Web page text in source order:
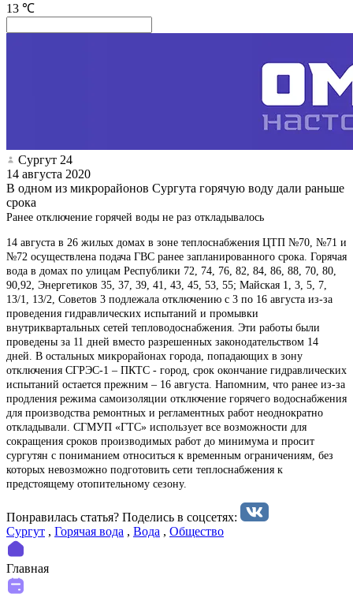
13 ℃
Сургут 24
14 августа 2020
В одном из микрорайонов Сургута горячую воду дали раньше
срока
Ранее отключение горячей воды не раз откладывалось
14 августа в 26 жилых домах в зоне теплоснабжения ЦТП №70, №71 и
№72 осуществлена подача ГВС ранее запланированного срока. Горячая
вода в домах по улицам Республики 72, 74, 76, 82, 84, 86, 88, 70, 80,
90,92, Энергетиков 35, 37, 39, 41, 43, 45, 53, 55; Майская 1, 3, 5, 7,
13/1, 13/2, Советов 3 подлежала отключению с 3 по 16 августа из-за
проведения гидравлических испытаний и промывки
внутриквартальных сетей тепловодоснабжения. Эти работы были
проведены за 11 дней вместо разрешенных законодательством 14
дней. В остальных микрорайонах города, попадающих в зону
отключения СГРЭС-1 – ПКТС - город, срок окончание гидравлических
испытаний остается прежним – 16 августа. Напомним, что ранее из-за
продления режима самоизоляции отключение горячего водоснабжения
для производства ремонтных и регламентных работ неоднократно
откладывали. СГМУП «ГТС» использует все возможности для
сокращения сроков производимых работ до минимума и просит
сургутян с пониманием относиться к временным ограничениям, без
которых невозможно подготовить сети теплоснабжения к
предстоящему отопительному сезону.
Понравилась статья? Поделиcь в соцсетях:
Сургут , Горячая вода , Вода , Общество
Главная